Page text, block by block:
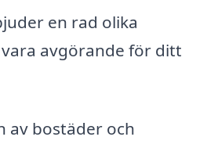
en rad olika
avgörande för ditt
av bostäder och